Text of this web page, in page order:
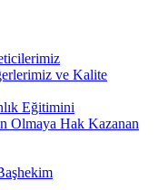
ve Kalite
Eğitimini
Olmaya Hak Kazanan